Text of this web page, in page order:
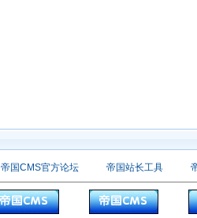
帝国CMS官方论坛 帝国站长工具